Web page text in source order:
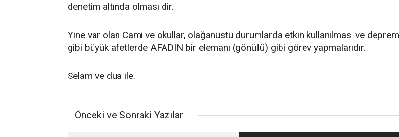
denetim altında olması dir.
Yine var olan Cami ve okullar, olağanüstü durumlarda etkin kullanılması ve deprem
gibi büyük afetlerde AFADIN bir elemanı (gönüllü) gibi görev yapmalarıdır.
Selam ve dua ile.
Önceki ve Sonraki Yazılar